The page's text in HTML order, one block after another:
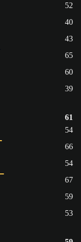
52
40
43
65
60
39
61
54
66
54
67
59
53